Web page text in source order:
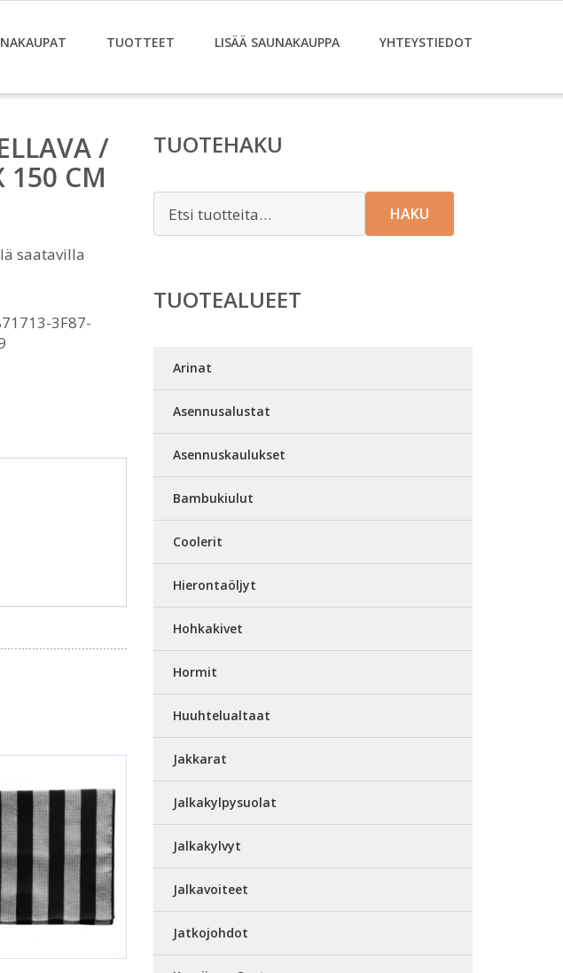
TUOTTEET LISÄÄ SAUNAKAUPPA YHTEYSTIEDOT
/
150 CM
saatavilla
3F87-
TUOTEHAKU
HAKU
TUOTEALUEET
Arinat
Asennusalustat
Asennuskaulukset
Bambukiulut
Coolerit
Hierontaöljyt
Hohkakivet
Hormit
Huuhtelualtaat
Jakkarat
Jalkakylpysuolat
Jalkakylvyt
Jalkavoiteet
Jatkojohdot